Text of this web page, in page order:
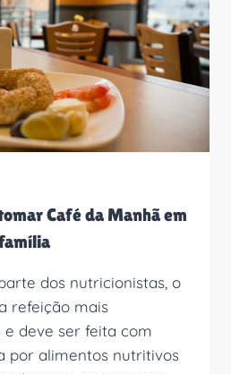
Café da Manhã em
dos nutricionistas, o
refeição mais
deve ser feita com
por alimentos nutritivos